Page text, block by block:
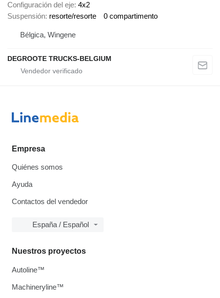
Configuración del eje 4x2
Suspensión resorte/resorte 0 compartimento
Bélgica, Wingene
DEGROOTE TRUCKS-BELGIUM
Empresa
Quiénes somos
Ayuda
Contactos del vendedor
España / Español
Nuestros proyectos
Autoline™
Machineryline™